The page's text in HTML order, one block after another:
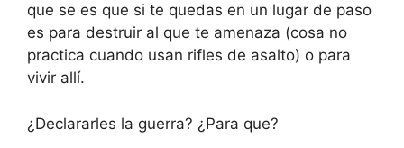
que se es que si te quedas en un lugar de paso
es para destruir al que te amenaza (cosa no
practica cuando usan rifles de asalto) o para
vivir allí.
¿Declararles la guerra? ¿Para que?